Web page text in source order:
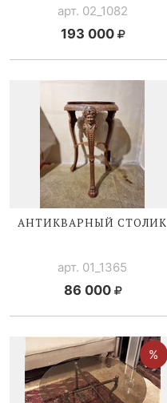
арт. 02_1082
193 000
АНТИКВАРНЫЙ СТОЛИК
арт. 01_1365
86 000